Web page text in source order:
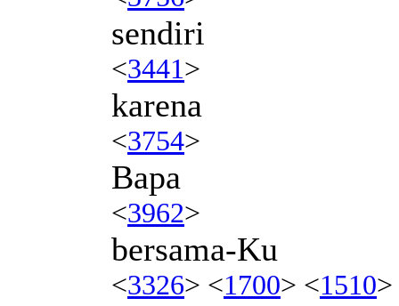
sendiri
<3441>
karena
<3754>
Bapa
<3962>
bersama-Ku
<3326> <1700> <1510>